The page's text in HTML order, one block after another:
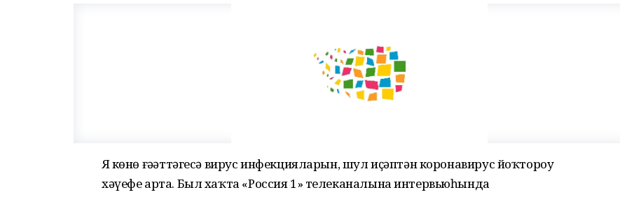
Яҙ көнө ғәҙәттәгесә вирус инфекцияларын, шул иҫәптән коронавирус йоҡтороу
хәүефе арта. Был хаҡта «Россия 1» телеканалына интервьюһында